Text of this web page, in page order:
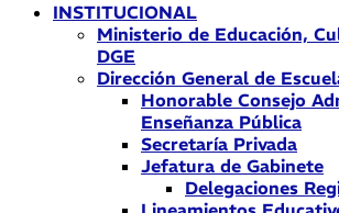
INSTITUCIONAL
Ministerio de Educación,
DGE
Dirección General de
Honorable Consejo
Enseñanza Pública
Secretaría Privada
Jefatura de Gabinete
Delegaciones